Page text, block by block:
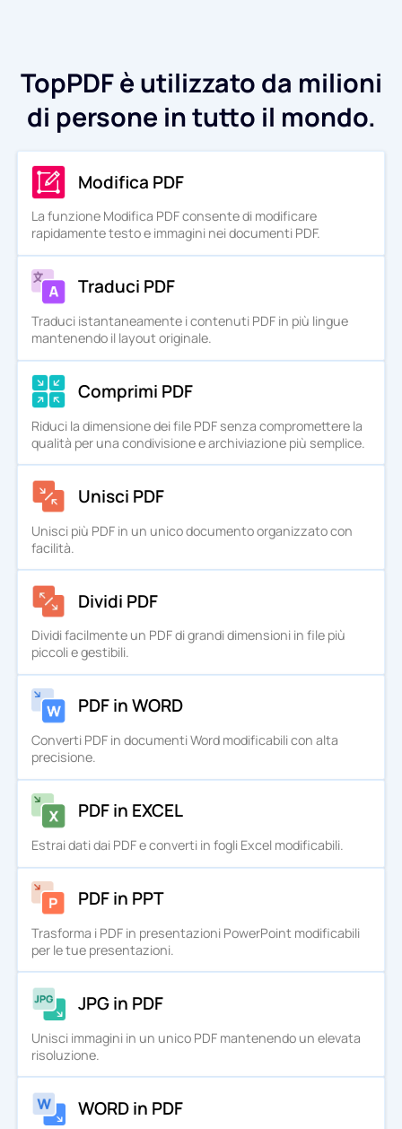
JPG in PDF
PPT in JPG
PDF in JPG
TopPDF è utilizzato da milioni
di persone in tutto il mondo.
Modifica PDF
La funzione Modifica PDF consente di modificare
rapidamente testo e immagini nei documenti PDF.
Traduci PDF
Traduci istantaneamente i contenuti PDF in più lingue
mantenendo il layout originale.
Comprimi PDF
Riduci la dimensione dei file PDF senza compromettere la
qualità per una condivisione e archiviazione più semplice.
Unisci PDF
Unisci più PDF in un unico documento organizzato con
facilità.
Dividi PDF
Dividi facilmente un PDF di grandi dimensioni in file più
piccoli e gestibili.
PDF in WORD
Converti PDF in documenti Word modificabili con alta
precisione.
PDF in EXCEL
Estrai dati dai PDF e converti in fogli Excel modificabili.
PDF in PPT
Trasforma i PDF in presentazioni PowerPoint modificabili
per le tue presentazioni.
JPG in PDF
Unisci immagini in un unico PDF mantenendo un elevata
risoluzione.
WORD in PDF